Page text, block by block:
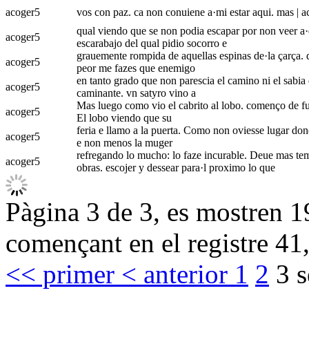
acoger5 vos con paz. ca non conuiene a·mi estar aqui. mas |
acoger5
qual viendo que se non podia escapar por non veer
escarabajo del qual pidio socorro e
acoger5
grauemente rompida de aquellas espinas de·la
peor me fazes que enemigo
acoger5
en tanto grado que non parescia el camino ni el
caminante. vn satyro vino a
acoger5
Mas luego como vio el cabrito al lobo. començo de
El lobo viendo que su
acoger5
feria e llamo a la puerta. Como non oviesse lugar
e non menos la muger
acoger5
refregando lo mucho: lo faze incurable. Deue mas
obras. escojer y dessear para·l proximo lo que
Pàgina 3 de 3, es mostren
començant en el registre
<< primer < anterior 1 2 3